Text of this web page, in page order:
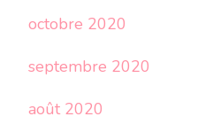
octobre 2020
septembre 2020
août 2020